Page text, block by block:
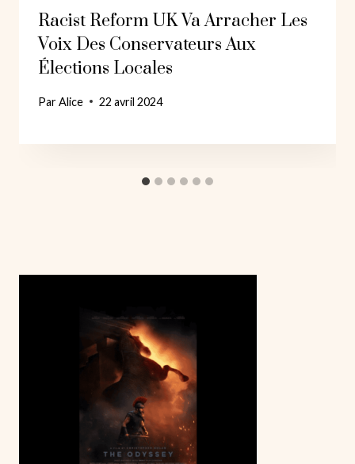
Racist Reform UK Va Arracher Les
Voix Des Conservateurs Aux
Élections Locales
ParAlice 22 avril 2024